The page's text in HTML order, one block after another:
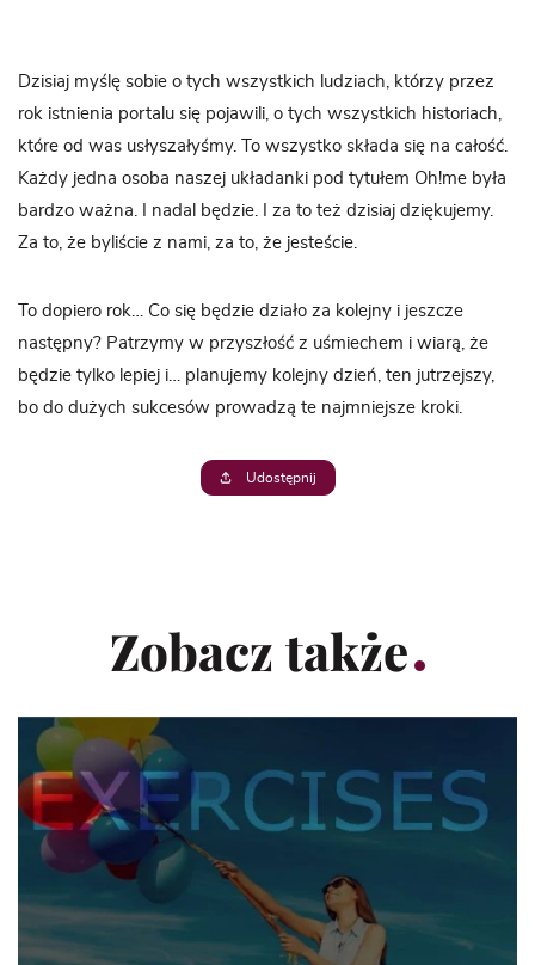
Dzisiaj myślę sobie o tych wszystkich ludziach, którzy przez
rok istnienia portalu się pojawili, o tych wszystkich historiach,
które od was usłyszałyśmy. To wszystko składa się na całość.
Każdy jedna osoba naszej układanki pod tytułem Oh!me była
bardzo ważna. I nadal będzie. I za to też dzisiaj dziękujemy.
Za to, że byliście z nami, za to, że jesteście.
To dopiero rok… Co się będzie działo za kolejny i jeszcze
następny? Patrzymy w przyszłość z uśmiechem i wiarą, że
będzie tylko lepiej i… planujemy kolejny dzień, ten jutrzejszy,
bo do dużych sukcesów prowadzą te najmniejsze kroki.
Udostępnij
Zobacz także